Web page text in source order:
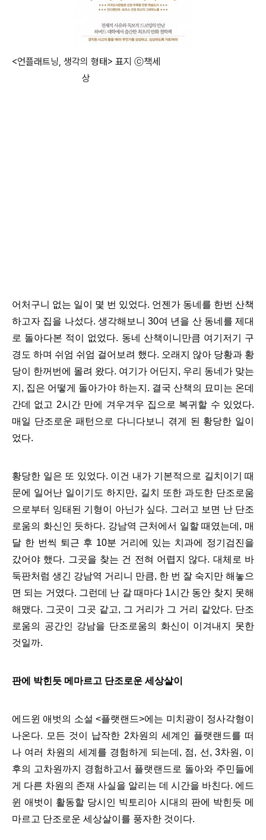
<언플래트닝, 생각의 형태> 표지 ⓒ 책세
상
어처구니 없는 일이 몇 번 있었다. 언젠가 동네를 한번 산책
하고자 집을 나섰다. 생각해보니 30여 년을 산 동네를 제대
로 돌아다본 적이 없었다. 동네 산책이니만큼 여기저기 구
경도 하며 쉬엄 쉬엄 걸어보려 했다. 오래지 않아 당황과 황
당이 한꺼번에 몰려 왔다. 여기가 어딘지, 우리 동네가 맞는
지, 집은 어떻게 돌아가야 하는지. 결국 산책의 묘미는 온데
간데 없고 2시간 만에 겨우겨우 집으로 복귀할 수 있었다.
매일 단조로운 패턴으로 다니다보니 겪게 된 황당한 일이
었다.
황당한 일은 또 있었다. 이건 내가 기본적으로 길치이기 때
문에 일어난 일이기도 하지만, 길치 또한 과도한 단조로움
으로부터 잉태된 기형이 아닌가 싶다. 그러고 보면 난 단조
로움의 화신인 듯하다. 강남역 근처에서 일할 때였는데, 매
달 한 번씩 퇴근 후 10분 거리에 있는 치과에 정기검진을
갔어야 했다. 그곳을 찾는 건 전혀 어렵지 않다. 대체로 바
둑판처럼 생긴 강남역 거리니 만큼, 한 번 잘 숙지만 해놓으
면 되는 거였다. 그런데 난 갈 때마다 1시간 동안 찾지 못해
해맸다. 그곳이 그곳 같고, 그 거리가 그 거리 같았다. 단조
로움의 공간인 강남을 단조로움의 화신이 이겨내지 못한
것일까.
판에 박힌듯 메마르고 단조로운 세상살이
에드윈 애벗의 소설 <플랫랜드>에는 미치광이 정사각형이
나온다. 모든 것이 납작한 2차원의 세계인 플랫랜드를 떠
나 여러 차원의 세계를 경험하게 되는데, 점, 선, 3차원, 이
후의 고차원까지 경험하고서 플랫랜드로 돌아와 주민들에
게 다른 차원의 존재 사실을 알리는 데 시간을 바친다. 에드
윈 애벗이 활동할 당시인 빅토리아 시대의 판에 박힌듯 메
마르고 단조로운 세상살이를 풍자한 것이다.